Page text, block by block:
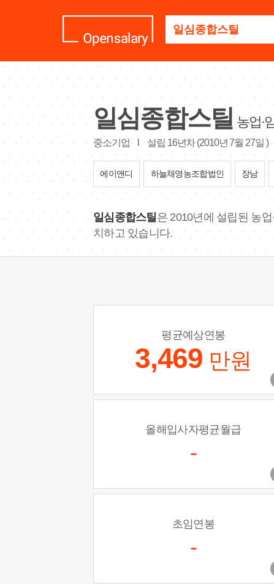
명
세
요
일심종합스틸 농업·
중소기업 설립 16년차 (2010년 7월 27일 )
에이앤디 하늘채영농조합법인 장남
일심종합스틸 은 2010년에 설립된 농
치하고 있습니다.
평균예상연봉
3,469 만원
올해입사자평균월급
-
초임연봉
-